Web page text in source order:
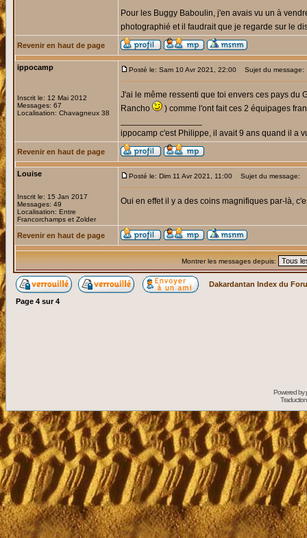
Pour les Buggy Baboulin, j'en avais vu un à
photographié et il faudrait que je regarde sur le
Revenir en haut de page
ippocamp
Inscrit le: 12 Mai 2012
Messages: 67
Localisation: Chavagneux 38
Posté le: Sam 10 Avr 2021, 22:00 Sujet du message:
J'ai le même ressenti que toi envers ces pays du
Rancho
) comme l'ont fait ces 2 équipages
ippocamp c'est Philippe, il avait 9 ans quand il a
Revenir en haut de page
Louise
Inscrit le: 15 Jan 2017
Messages: 49
Localisation: Entre
Francorchamps et Zolder
Posté le: Dim 11 Avr 2021, 11:00 Sujet du message:
Oui en effet il y a des coins magnifiques par-là,
Revenir en haut de page
Montrer les messages depuis:
Dakardantan Index du
Page 4 sur4
Powered by